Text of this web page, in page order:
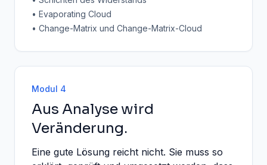
• Evaporating Cloud
• Change-Matrix und Change-Matrix-Cloud
Modul 4
Aus Analyse wird
Veränderung.
Eine gute Lösung reicht nicht. Sie muss so